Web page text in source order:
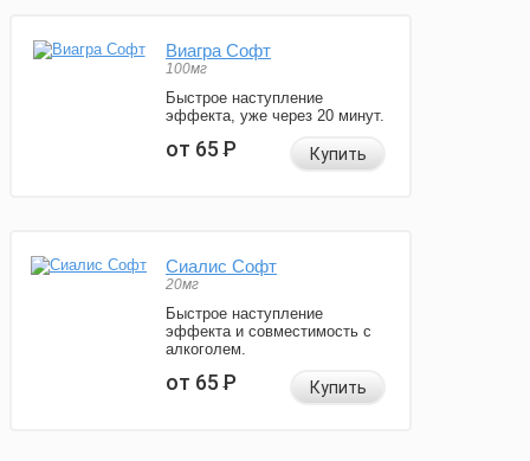
Виагра Софт
100мг
Быстрое наступление
эффекта, уже через 20 минут.
от 65Р Купить
Сиалис Софт
20мг
Быстрое наступление
эффекта и совместимость с
алкоголем.
от 65Р Купить